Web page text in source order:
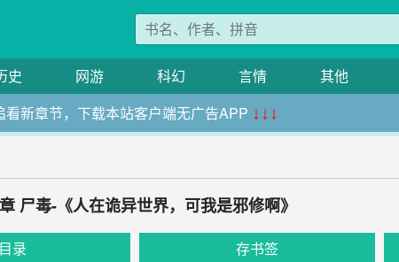
史 网游 科幻 言情 其他
看新章节，下载本站客户端无广告APP ↓↓↓
尸毒-《人在诡异世界，可我是邪修啊》
目录 存书签